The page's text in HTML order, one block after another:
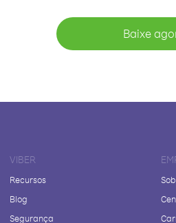
Baixe
VIBER
Recursos
Blog
Segurança